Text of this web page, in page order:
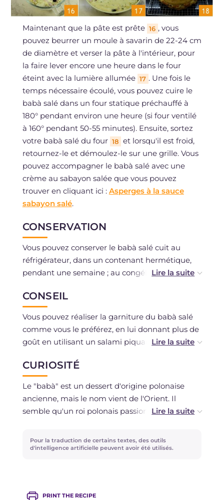
Maintenant que la pâte est prête 16 , vous
pouvez beurrer un moule à savarin de 22-24 cm
de diamètre et verser la pâte à l'intérieur, pour
la faire lever encore une heure dans le four
éteint avec la lumière allumée 17 . Une fois le
temps nécessaire écoulé, vous pouvez cuire le
babà salé dans un four statique préchauffé à
180° pendant environ une heure (si four ventilé
à 160° pendant 50-55 minutes). Ensuite, sortez
votre babà salé du four 18 et lorsqu'il est froid,
retournez-le et démoulez-le sur une grille. Vous
pouvez accompagner le babà salé avec une
crème au sabayon salée que vous pouvez
trouver en cliquant ici : Asperges à la sauce
sabayon salé.
CONSERVATION
Vous pouvez conserver le babà salé cuit au
réfrigérateur, dans un contenant hermétique,
pendant une semaine ; au congélateur pendant
La pâte peut être congelée avant la deuxième
levée. Si nécessaire, elle peut être décongelée
au réfrigérateur, puis laissée à température
ambiante pendant au moins 2 heures avant de
la cuire.
CONSEIL
Vous pouvez réaliser la garniture du babà salé
comme vous le préférez, en lui donnant plus de
goût en utilisant un salami piquant ou en le
CURIOSITÉ
Le "babà" est un dessert d'origine polonaise
ancienne, mais le nom vient de l'Orient. Il
semble qu'un roi polonais passionné par les
dessert dédié à Ali Baba, l'un des personnages
principaux.
Pour la traduction de certains textes, des outils
d'intelligence artificielle peuvent avoir été utilisés.
PRINT THE RECIPE